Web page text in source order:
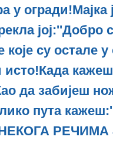
у огради!Мајка
јој:''Добро
које су остале
исто!Када
да забијеш
пута